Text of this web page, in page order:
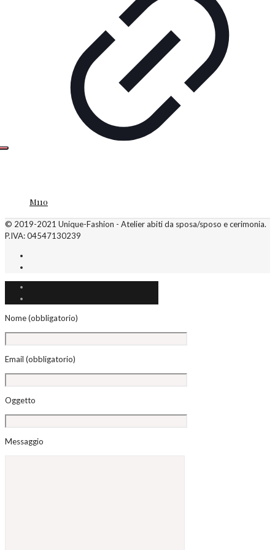
M110
© 2019-2021 Unique-Fashion - Atelier abiti da sposa/sposo e cerimonia.
P.IVA: 04547130239
Nome (obbligatorio)
Email (obbligatorio)
Oggetto
Messaggio